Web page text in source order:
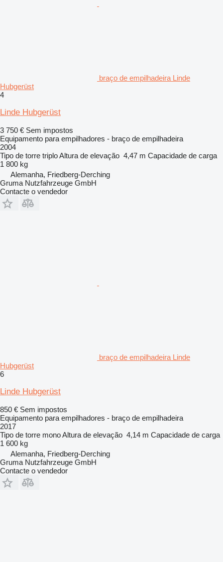
braço de empilhadeira Linde
Hubgerüst
4
Linde Hubgerüst
3 750 € Sem impostos
Equipamento para empilhadores - braço de empilhadeira
2004
Tipo de torre triploAltura de elevação 4,47 m Capacidade de carga
1 800 kg
Alemanha, Friedberg-Derching
Gruma Nutzfahrzeuge GmbH
Contacte o vendedor
braço de empilhadeira Linde
Hubgerüst
6
Linde Hubgerüst
850 € Sem impostos
Equipamento para empilhadores - braço de empilhadeira
2017
Tipo de torre monoAltura de elevação 4,14 m Capacidade de carga
1 600 kg
Alemanha, Friedberg-Derching
Gruma Nutzfahrzeuge GmbH
Contacte o vendedor